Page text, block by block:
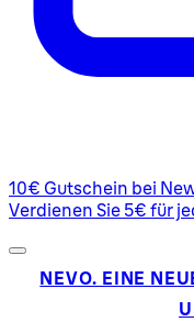
10€ Gutschein bei
Verdienen Sie 5€ für
NEVO. EINE